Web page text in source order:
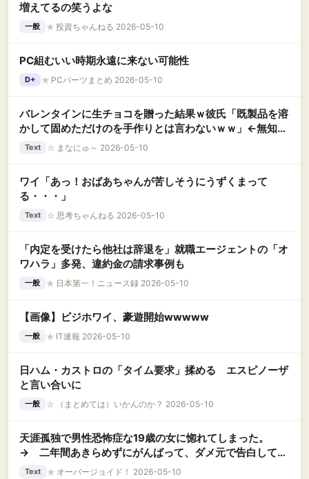
増えてるの笑うよな
一般 ★ 投資ちゃんねる 2026-05-10
PC組むいい時期永遠に来ない可能性
D+ ★ PCパーツまとめ 2026-05-10
バレンタインに生チョコを贈った結果ｗ彼氏「既製品を溶
かして固めただけのを手作りとは言わないｗｗ」←無知す
ぎる発言に凍りついた…生クリームの存在すら知らないの
Text ☆ まなにゅ～ 2026-05-10
ワイ「あっ！おばあちゃんが苦しそうにうずくまって
る・・・」
Text ☆ 思考ちゃんねる 2026-05-10
「内定を受けたら他社は辞退を」就職エージェントの「オ
ワハラ」多発、違約金の請求事例も
一般 ★ 日本第一！ニュース録 2026-05-10
【画像】ビジホワイ、豪遊開始wwwww
一般 ★ IT速報 2026-05-10
日ハム・カストロの「タイム要求」揉める エスピノーザ
と言い合いに
一般 ☆ （まとめては）いかんのか？ 2026-05-10
天涯孤独で男性恐怖症な19歳の女に惚れてしまった。
→ 二年間あきらめずにがんばって、ダメ元で告白してみ
た結果……..
Text ★ オーバージョイド！ 2026-05-10